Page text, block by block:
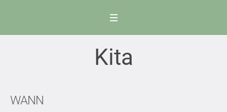
Kita
WANN